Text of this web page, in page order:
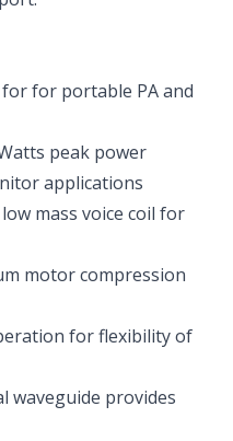
for portable PA and
peak power
applications
mass voice coil for
motor compression
for flexibility of
waveguide provides